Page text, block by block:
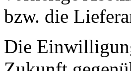
bzw. die
Die